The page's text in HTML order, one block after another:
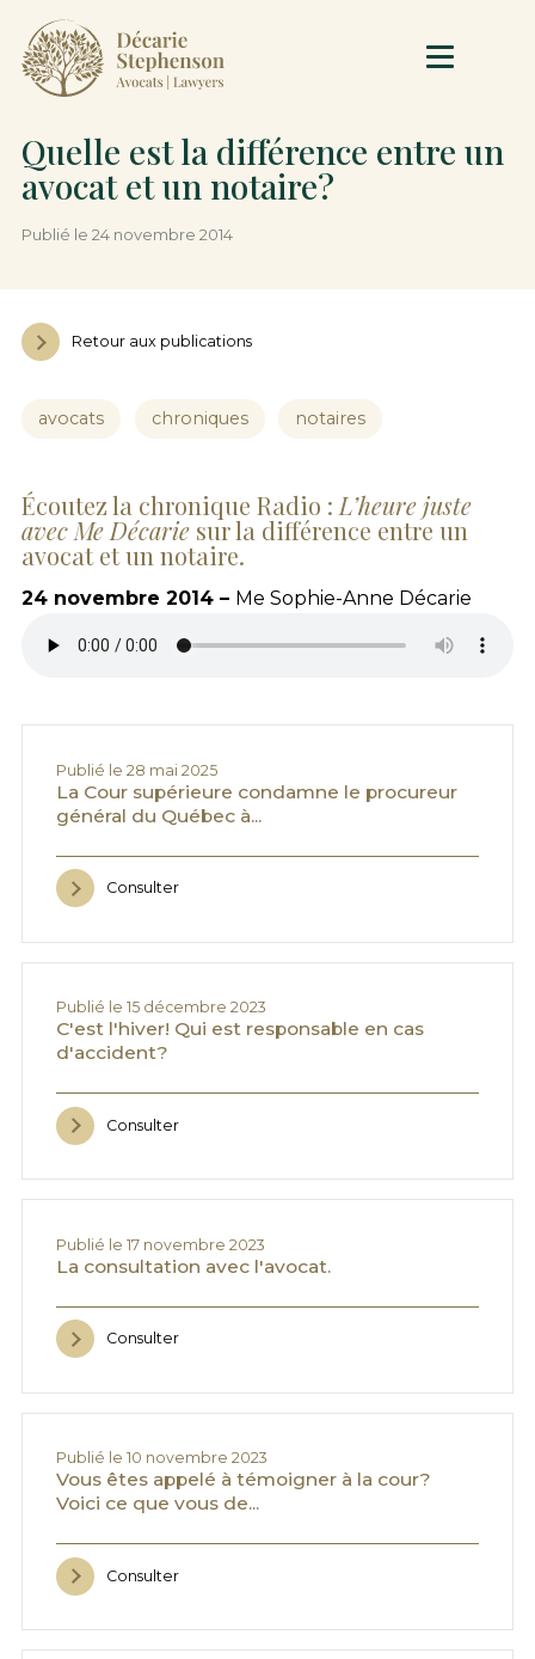
Quelle est la différence entre un
avocat et un notaire?
Publié le 24 novembre 2014
Retour aux publications
avocats chroniques notaires
Écoutez la chronique Radio : L’heure juste
avec Me Décariesur la différence entre un
avocat et un notaire.
24 novembre 2014 – Me Sophie-Anne Décarie
Publié le 28 mai 2025
La Cour supérieure condamne le procureur
général du Québec à...
Consulter
Publié le 15 décembre 2023
C'est l'hiver! Qui est responsable en cas
d'accident?
Consulter
Publié le 17 novembre 2023
La consultation avec l'avocat.
Consulter
Publié le 10 novembre 2023
Vous êtes appelé à témoigner à la cour?
Voici ce que vous de...
Consulter